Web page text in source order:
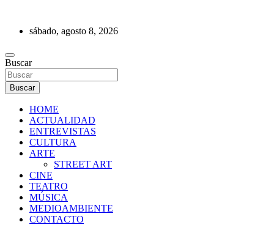
contenidosábado, agosto 8, 2026
REVISTA DE PRENSA
Buscar
Buscar
HOME
ACTUALIDAD
ENTREVISTAS
CULTURA
ARTE
STREET ART
CINE
TEATRO
MÚSICA
MEDIOAMBIENTE
CONTACTO